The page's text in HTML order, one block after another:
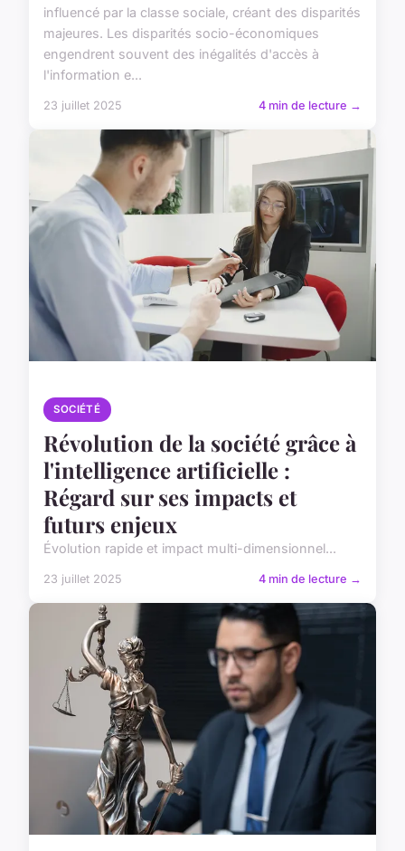
influencé par la classe sociale, créant des disparités
majeures. Les disparités socio-économiques
engendrent souvent des inégalités d'accès à
l'information e...
23 juillet 2025 4 min de lecture →
SOCIÉTÉ
Révolution de la société grâce à
l'intelligence artificielle :
Régard sur ses impacts et
futurs enjeux
Évolution rapide et impact multi-dimensionnel...
23 juillet 2025 4 min de lecture →